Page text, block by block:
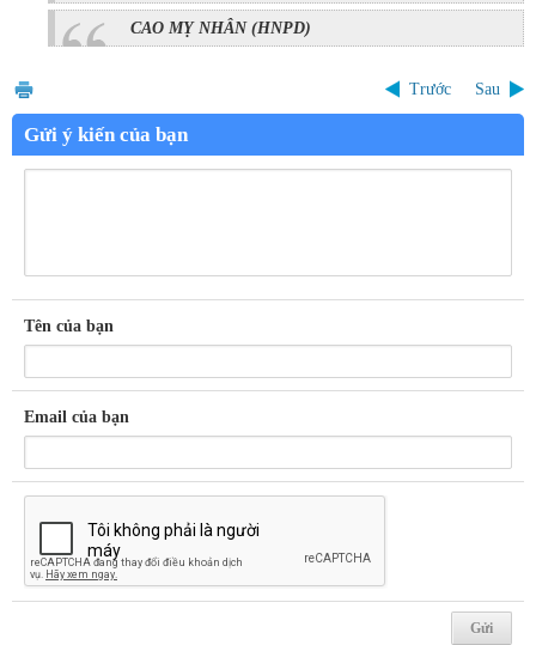
CAO MỴ NHÂN(HNPD)
Trước Sau
Gửi ý kiến của bạn
Tên của bạn
Email của bạn